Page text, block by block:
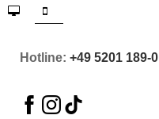
Hotline: +49 5201 189-0